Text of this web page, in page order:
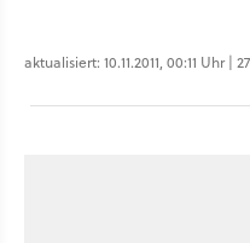
aktualisiert: 10.11.2011, 00:11 Uhr |